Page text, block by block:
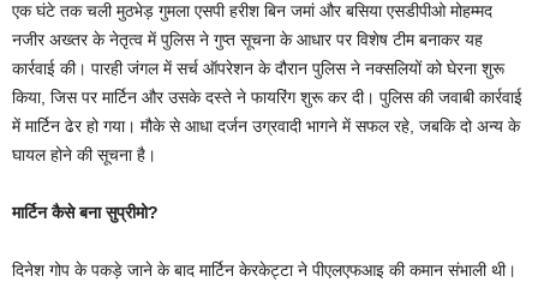
एक घंटे तक चली मुठभेड़ गुमला एसपी हरीश बिन जमां और बसिया एसडीपीओ मोहम्मद
नजीर अख्तर के नेतृत्व में पुलिस ने गुप्त सूचना के आधार पर विशेष टीम बनाकर यह
कार्रवाई की। पारही जंगल में सर्च ऑपरेशन के दौरान पुलिस ने नक्सलियों को घेरना शुरू
किया, जिस पर मार्टिन और उसके दस्ते ने फायरिंग शुरू कर दी। पुलिस की जवाबी कार्रवाई
में मार्टिन ढेर हो गया। मौके से आधा दर्जन उग्रवादी भागने में सफल रहे, जबकि दो अन्य के
घायल होने की सूचना है।
मार्टिन कैसे बना सुप्रीमो?
दिनेश गोप के पकड़े जाने के बाद मार्टिन केरकेट्टा ने पीएलएफआइ की कमान संभाली थी।